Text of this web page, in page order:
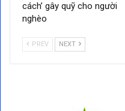
cách’ gây quỹ cho người
nghèo
PREV NEXT